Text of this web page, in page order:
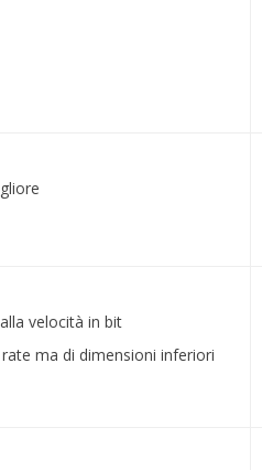
velocità in bit
ma di dimensioni inferiori